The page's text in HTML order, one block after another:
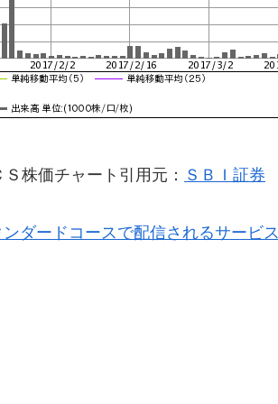
Ｓ株価チャート引用元： ＳＢＩ証券
ンダードコースで配信されるサービ